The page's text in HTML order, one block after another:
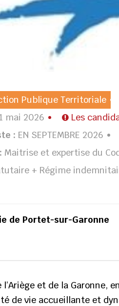
Publique Territoriale
mai 2026
Les
: EN SEPTEMBRE 2026
Maitrise et expertise du
+ Régime
de Portet-sur-Garonne
et de la Garonne,
de vie accueillante et